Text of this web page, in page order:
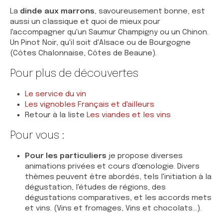
La dinde aux marrons, savoureusement bonne, est
aussi un classique et quoi de mieux pour
l'accompagner qu'un Saumur Champigny ou un Chinon.
Un Pinot Noir, qu'il soit d'Alsace ou de Bourgogne
(Côtes Chalonnaise, Côtes de Beaune).
Pour plus de découvertes
Le service du vin
Les vignobles Français et d'ailleurs
Retour à la liste Les viandes et les vins
Pour vous :
Pour les particuliers je propose diverses
animations privées et cours d'œnologie. Divers
thèmes peuvent être abordés, tels l'initiation à la
dégustation, l'études de régions, des
dégustations comparatives, et les accords mets
et vins. (Vins et fromages, Vins et chocolats...).